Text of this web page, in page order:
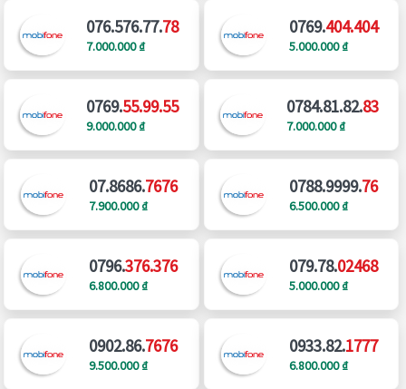
076.576.77.78
7.000.000 ₫
0769.404.404
5.000.000 ₫
0769.55.99.55
9.000.000 ₫
0784.81.82.83
7.000.000 ₫
07.8686.7676
7.900.000 ₫
0788.9999.76
6.500.000 ₫
0796.376.376
6.800.000 ₫
079.78.02468
5.000.000 ₫
0902.86.7676
9.500.000 ₫
0933.82.1777
6.800.000 ₫